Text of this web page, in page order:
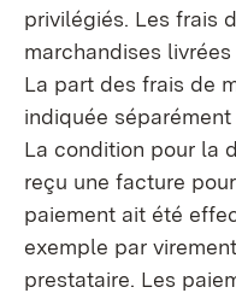
privilégiés. Les frais
marchandises
La part des frais de
indiquée
La condition pour la
reçu une facture
paiement ait été
exemple par
prestataire. Les